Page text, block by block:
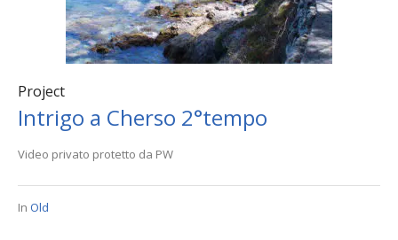
Project
Intrigo a Cherso 2°tempo
Video privato protetto da PW
In Old